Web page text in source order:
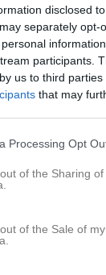
disclosed
separately opt-
participants.
us to third parties
that may
Processing Opt
of the Sharing of
of the Sale of my
album